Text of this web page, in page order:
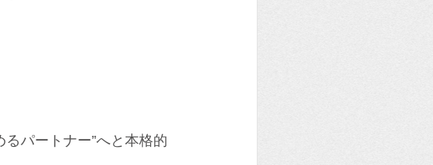
パートナー”へと本格的